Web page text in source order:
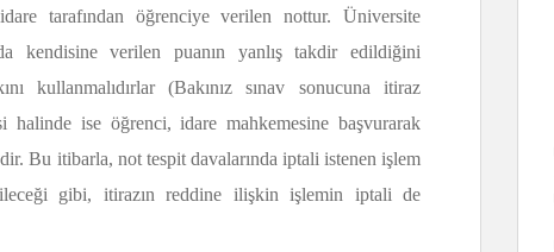
tarafından öğrenciye verilen nottur. Üniversite
kendisine verilen puanın yanlış takdir edildiğini
kullanmalıdırlar (Bakınız sınav sonucuna itiraz
halinde ise öğrenci, idare mahkemesine başvurarak
Bu itibarla, not tespit davalarında iptali istenen işlem
gibi, itirazın reddine ilişkin işlemin iptali de